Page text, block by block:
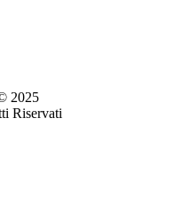
2025
Riservati